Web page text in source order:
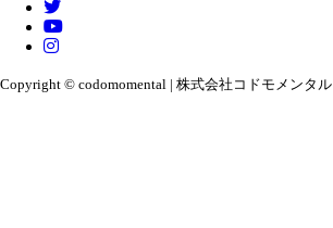
Copyright © codomomental | 株式会社コドモメンタル